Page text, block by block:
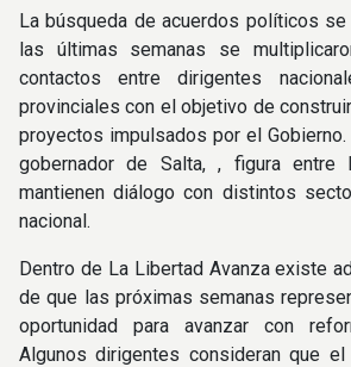
La búsqueda de acuerdos políticos se
las últimas semanas se
contactos entre dirigentes
provinciales con el objetivo de
proyectos impulsados por el
gobernador de Salta, , figura entre
mantienen diálogo con distintos
nacional.
Dentro de La Libertad Avanza existe
de que las próximas semanas
oportunidad para avanzar con
Algunos dirigentes consideran que